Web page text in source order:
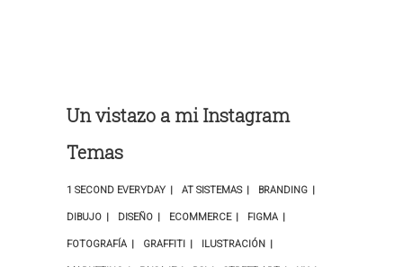
Un vistazo a mi Instagram
Temas
1 SECOND EVERYDAY AT SISTEMAS BRANDING
DIBUJO DISEÑO ECOMMERCE FIGMA
FOTOGRAFÍA GRAFFITI ILUSTRACIÓN